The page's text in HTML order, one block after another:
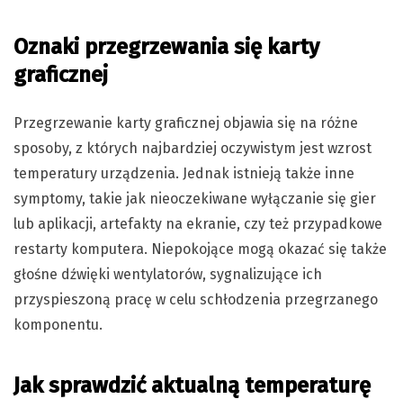
Oznaki przegrzewania się karty
graficznej
Przegrzewanie karty graficznej objawia się na różne
sposoby, z których najbardziej oczywistym jest wzrost
temperatury urządzenia. Jednak istnieją także inne
symptomy, takie jak nieoczekiwane wyłączanie się gier
lub aplikacji, artefakty na ekranie, czy też przypadkowe
restarty komputera. Niepokojące mogą okazać się także
głośne dźwięki wentylatorów, sygnalizujące ich
przyspieszoną pracę w celu schłodzenia przegrzanego
komponentu.
Jak sprawdzić aktualną temperaturę